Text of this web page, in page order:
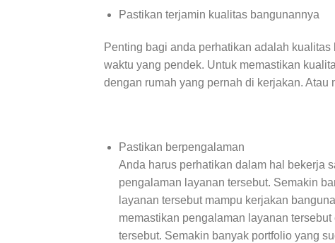
Pastikan terjamin kualitas bangunannya
Penting bagi anda perhatikan adalah
waktu yang pendek. Untuk memastikan
dengan rumah yang pernah di kerjakan.
Pastikan berpengalaman
Anda harus perhatikan dalam hal bekerja
pengalaman layanan tersebut. Semakin
layanan tersebut mampu kerjakan
memastikan pengalaman layanan
tersebut. Semakin banyak portfolio yang